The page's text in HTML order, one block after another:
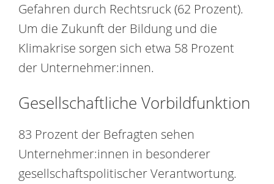
Gefahren durch Rechtsruck (62 Prozent).
Um die Zukunft der Bildung und die
Klimakrise sorgen sich etwa 58 Prozent
der Unternehmer:innen.
Gesellschaftliche Vorbildfunktion
83 Prozent der Befragten sehen
Unternehmer:innen in besonderer
gesellschaftspolitischer Verantwortung.